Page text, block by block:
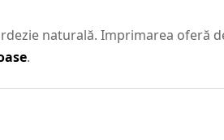
naturală. Imprimarea oferă
.